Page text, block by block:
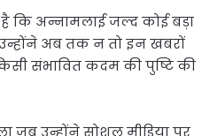
है कि अन्नामलाई जल्द कोई बड़ा
अब तक न तो इन खबरों
संभावित कदम की पुष्टि की